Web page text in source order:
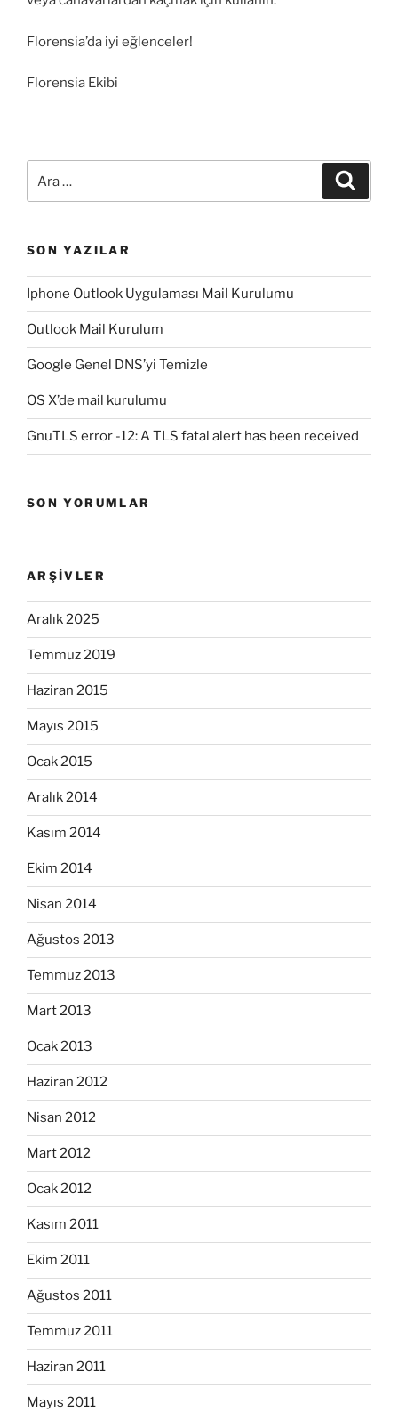
Florensia’da iyi eğlenceler!
Florensia Ekibi
SON YAZILAR
Iphone Outlook Uygulaması Mail Kurulumu
Outlook Mail Kurulum
Google Genel DNS’yi Temizle
OS X’de mail kurulumu
GnuTLS error -12: A TLS fatal alert has been received
SON YORUMLAR
ARŞIVLER
Aralık 2025
Temmuz 2019
Haziran 2015
Mayıs 2015
Ocak 2015
Aralık 2014
Kasım 2014
Ekim 2014
Nisan 2014
Ağustos 2013
Temmuz 2013
Mart 2013
Ocak 2013
Haziran 2012
Nisan 2012
Mart 2012
Ocak 2012
Kasım 2011
Ekim 2011
Ağustos 2011
Temmuz 2011
Haziran 2011
Mayıs 2011